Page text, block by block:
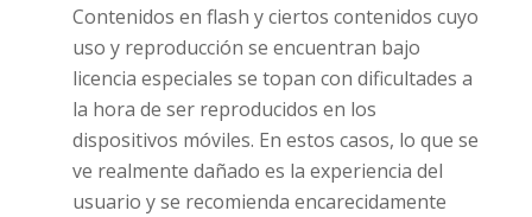
Contenidos en flash y ciertos contenidos cuyo
uso y reproducción se encuentran bajo
licencia especiales se topan con dificultades a
la hora de ser reproducidos en los
dispositivos móviles. En estos casos, lo que se
ve realmente dañado es la experiencia del
usuario y se recomienda encarecidamente